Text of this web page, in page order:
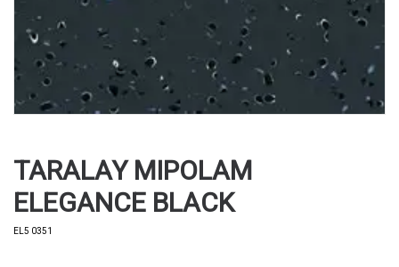
TARALAY MIPOLAM
ELEGANCE BLACK
EL5 0351